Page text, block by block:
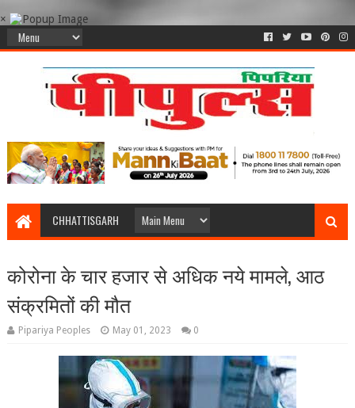
×
CHHATTISGARH
कोरोना के चार हजार से अधिक नये मामले, आठ
संक्रमितों की मौत
Pipariya Peoples May 01, 2023 0